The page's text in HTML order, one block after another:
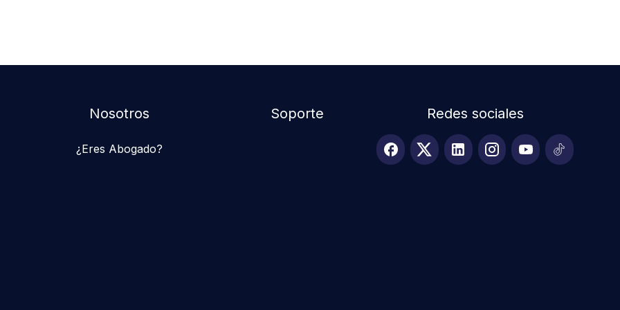
Nosotros
¿Eres Abogado?
Soporte Redes sociales